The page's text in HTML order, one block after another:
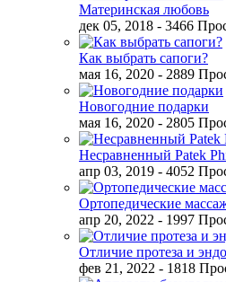
Материнская любовь
дек 05, 2018 - 3466
Как выбрать сапоги?
мая 16, 2020 - 2889
Новогодние подарки
мая 16, 2020 - 2805
Несравненный Patek
апр 03, 2019 - 4052
Ортопедические
апр 20, 2022 - 1997
Отличие протеза и
фев 21, 2022 - 1818